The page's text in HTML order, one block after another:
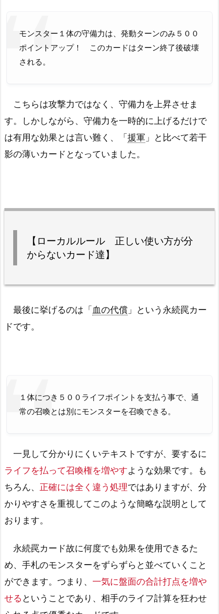
モンスター１体の守備力は、発動ターンのみ５００
ポイントアップ！ このカードはターン終了後破壊
される。
こちらは攻撃力ではなく、守備力を上昇させま
す。しかしながら、守備力を一時的に上げるだけで
は有用な効果とは言い難く、「 援軍 」と比べて若干
影の薄いカードとなっていました。
【ローカルルール 正しい使い方が分
からないカード達】
最後に挙げるのは「 血の代償 」という永続罠カー
ドです。
１体につき５００ライフポイントを支払う事で、通
常の召喚とは別にモンスターを召喚できる。
一見して分かりにくいテキストですが、要するに
ライフを払って召喚権を増やすような効果です。も
ちろん、 正確には全く違う処理ではありますが、分
かりやすさを重視してこのような簡略な説明として
おります。
永続罠カード故に何度でも効果を使用できるた
め、手札のモンスターをずらずらと並べていくこと
ができます。つまり、 一気に盤面の合計打点を増や
せる ということであり、相手のライフ計算を狂わせ